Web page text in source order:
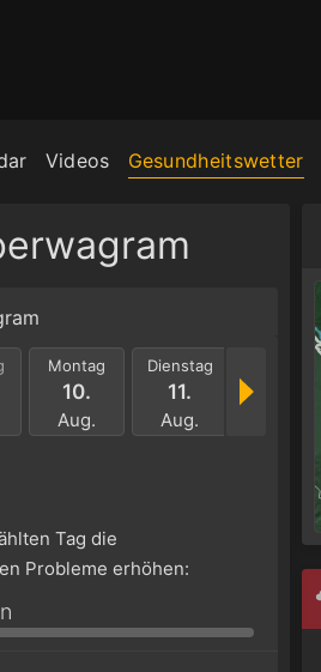
Videos Gesundheitswetter
Montag
10.
Aug.
Dienstag
11.
Aug.
Tag die
Probleme erhöhen: